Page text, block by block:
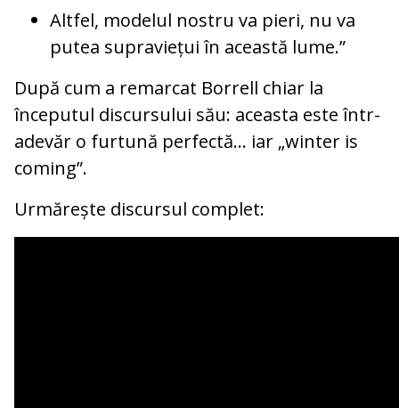
Altfel, modelul nostru va pieri, nu va
putea supraviețui în această lume.”
După cum a remarcat Borrell chiar la
începutul discursului său: aceasta este într-
adevăr o furtună perfectă... iar „winter is
coming”.
Urmărește discursul complet: